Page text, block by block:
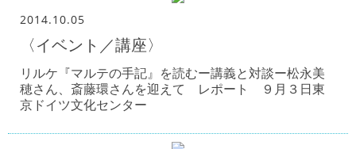
2014.10.05
〈イベント／講座〉
リルケ『マルテの手記』を読むー講義と対談ー松永美
穂さん、斎藤環さんを迎えて レポート ９月３日東
京ドイツ文化センター